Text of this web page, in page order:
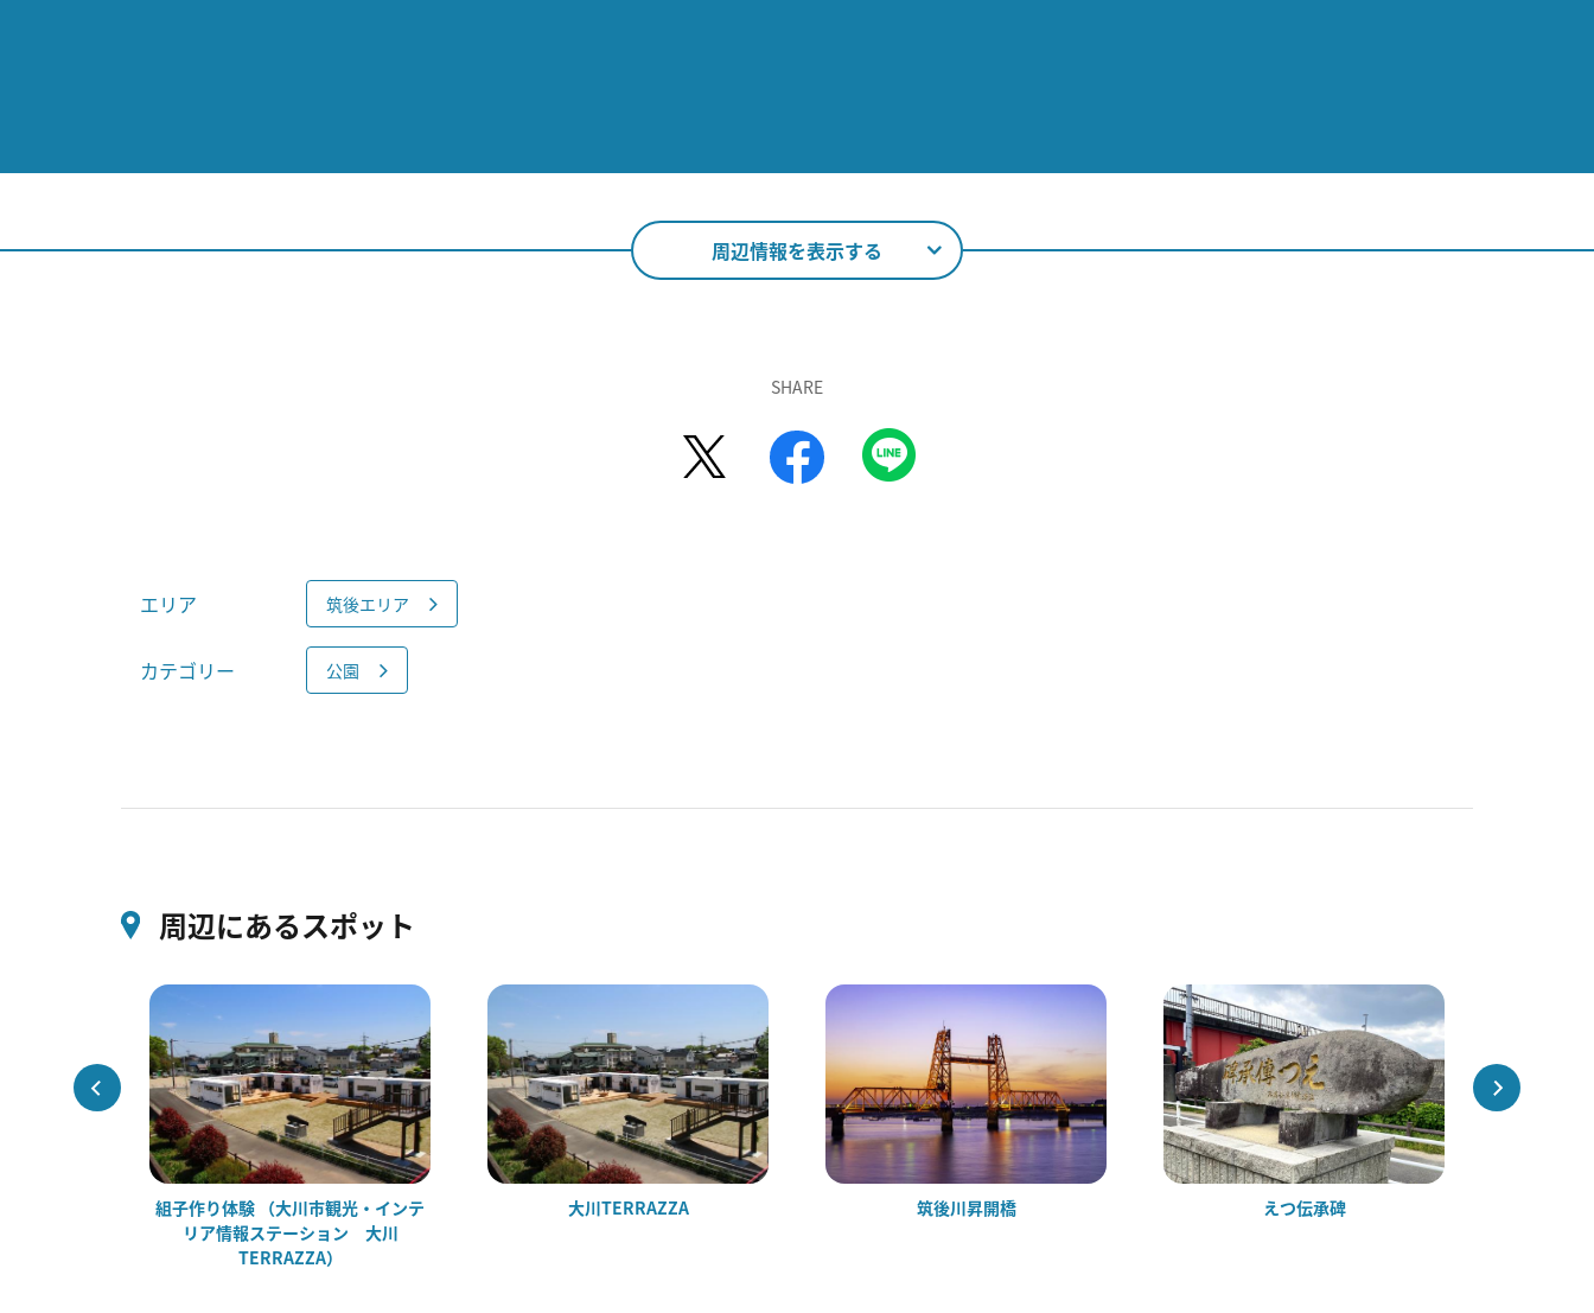
周辺情報を表示する
SHARE
エリア 筑後エリア
カテゴリー 公園
周辺にあるスポット
組子作り体験 （大川市観光・インテ
リア情報ステーション 大川
TERRAZZA）
大川TERRAZZA 筑後川昇開橋 えつ伝承碑